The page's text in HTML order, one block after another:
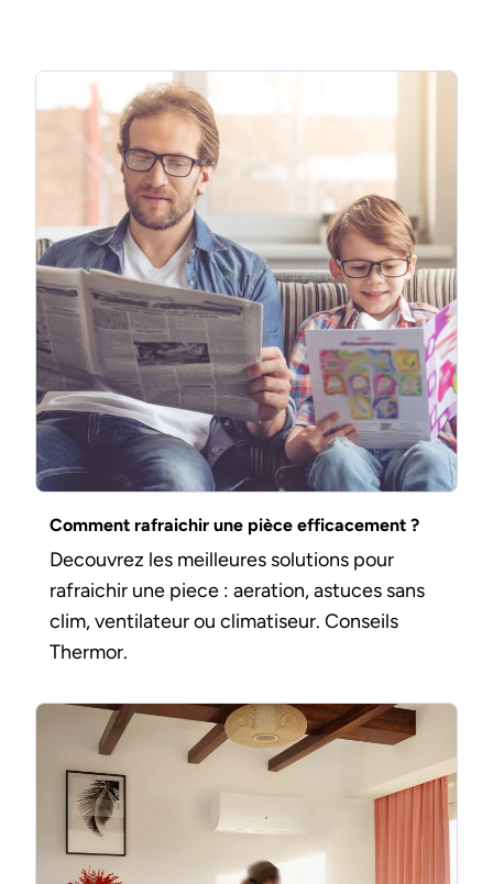
Comment rafraichir une pièce efficacement ?
Decouvrez les meilleures solutions pour
rafraichir une piece : aeration, astuces sans
clim, ventilateur ou climatiseur. Conseils
Thermor.